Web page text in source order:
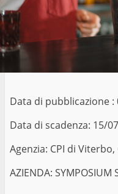
Data di pubblicazione :
Data di scadenza: 15/
Agenzia: CPI di
AZIENDA: SYMPOSIUM